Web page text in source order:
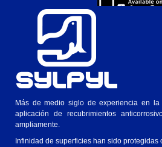
Más de medio siglo de experiencia en
aplicación de recubrimientos
ampliamente.
Infinidad de superficies han sido protegidas